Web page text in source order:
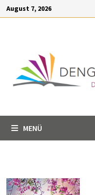
springen
Zum
Inhalt
August 7, 2026
MENÜ